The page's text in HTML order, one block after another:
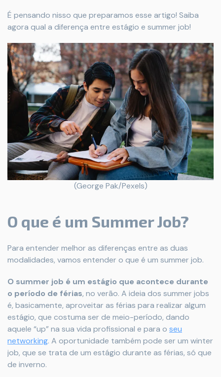
É pensando nisso que preparamos esse artigo! Saiba
agora qual a diferença entre estágio e summer job!
(George Pak/Pexels)
O que é um Summer Job?
Para entender melhor as diferenças entre as duas
modalidades, vamos entender o que é um summer job.
O summer job é um estágio que acontece durante
o período de férias, no verão. A ideia dos summer jobs
é, basicamente, aproveitar as férias para realizar algum
estágio, que costuma ser de meio-período, dando
aquele “up” na sua vida profissional e para o seu
networking. A oportunidade também pode ser um winter
job, que se trata de um estágio durante as férias, só que
de inverno.